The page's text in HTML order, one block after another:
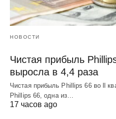
НОВОСТИ
Чистая прибыль
выросла в 4,4 раза
Чистая прибыль Phillips 66 во ll
Phillips 66, одна из…
17 часов ago